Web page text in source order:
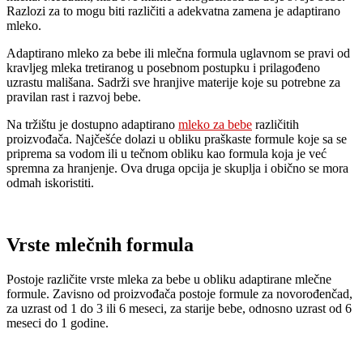
Razlozi za to mogu biti različiti a adekvatna zamena je adaptirano
mleko.
Adaptirano mleko za bebe ili mlečna formula uglavnom se pravi od
kravljeg mleka tretiranog u posebnom postupku i prilagođeno
uzrastu mališana. Sadrži sve hranjive materije koje su potrebne za
pravilan rast i razvoj bebe.
Na tržištu je dostupno adaptirano mleko za bebe različitih
proizvođača. Najčešće dolazi u obliku praškaste formule koje sa se
priprema sa vodom ili u tečnom obliku kao formula koja je već
spremna za hranjenje. Ova druga opcija je skuplja i obično se mora
odmah iskoristiti.
Vrste mlečnih formula
Postoje različite vrste mleka za bebe u obliku adaptirane mlečne
formule. Zavisno od proizvođača postoje formule za novorođenčad,
za uzrast od 1 do 3 ili 6 meseci, za starije bebe, odnosno uzrast od 6
meseci do 1 godine.